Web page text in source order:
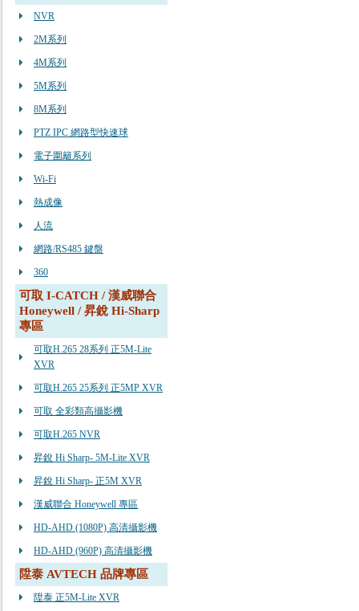
NVR
2M系列
4M系列
5M系列
8M系列
PTZ IPC 網路型快速球
電子圍籬系列
Wi-Fi
熱成像
人流
網路/RS485 鍵盤
360
可取 I-CATCH / 漢威聯合
Honeywell / 昇銳 Hi-Sharp
專區
可取H.265 28系列 正5M-Lite
XVR
可取H.265 25系列 正5MP XVR
可取 全彩類高攝影機
可取H.265 NVR
昇銳 Hi Sharp- 5M-Lite XVR
昇銳 Hi Sharp- 正5M XVR
漢威聯合 Honeywell 專區
HD-AHD (1080P) 高清攝影機
HD-AHD (960P) 高清攝影機
陞泰 AVTECH 品牌專區
陞泰 正5M-Lite XVR